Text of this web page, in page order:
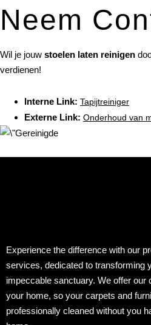
Neem
Wil je jouw stoelen laten reinigen
verdienen!
Interne Link: Tapijtreiniger
Externe Link: Onderhoud van
Experience the difference with our
services, dedicated to transforming
impeccable sanctuary. We offer our
your home, so your carpets and
professionally cleaned without you